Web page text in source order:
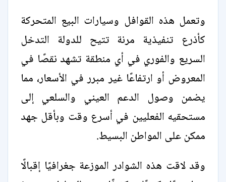
وتعمل هذه القوافل وسيارات البيع المتحركة
كأذرع تنفيذية مرنة تتيح للدولة التدخل
السريع والفوري في أي منطقة تشهد نقصًا في
المعروض أو ارتفاعًا غير مبرر في الأسعار، مما
يضمن وصول الدعم العيني والسلعي إلى
مستحقيه الفعليين في أسرع وقت وبأقل جهد
ممكن على المواطن البسيط.
وقد لاقت هذه الشوادر الموزعة جغرافيًا إقبالًا